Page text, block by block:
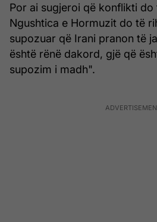
Por ai sugjeroi që konflikti
Ngushtica e Hormuzit do të
supozuar që Irani pranon të
është rënë dakord, gjë që
supozim i madh".